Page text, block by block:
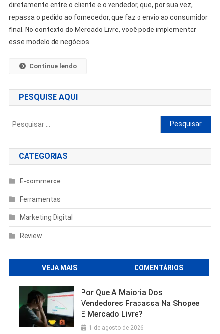
diretamente entre o cliente e o vendedor, que, por sua vez,
repassa o pedido ao fornecedor, que faz o envio ao consumidor
final. No contexto do Mercado Livre, você pode implementar
esse modelo de negócios.
Continue lendo
PESQUISE AQUI
Pesquisar
por:
CATEGORIAS
E-commerce
Ferramentas
Marketing Digital
Review
VEJA MAIS COMENTÁRIOS
Por Que A Maioria Dos
Vendedores Fracassa Na Shopee
E Mercado Livre?
1 de agosto de 2026